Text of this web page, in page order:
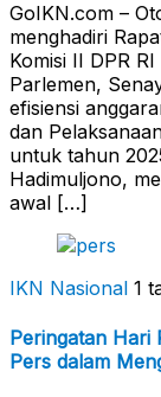
GoIKN.com –
menghadiri
Komisi II DPR
Parlemen,
efisiensi
dan
untuk tahun
Hadimuljono,
awal […]
IKN Nasional 1
Peringatan Hari
Pers dalam